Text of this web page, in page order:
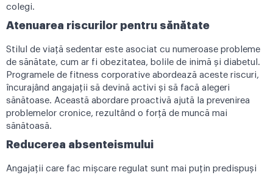
colegi.
Atenuarea riscurilor pentru sănătate
Stilul de viață sedentar este asociat cu numeroase probleme
de sănătate, cum ar fi obezitatea, bolile de inimă și diabetul.
Programele de fitness corporative abordează aceste riscuri,
încurajând angajații să devină activi și să facă alegeri
sănătoase. Această abordare proactivă ajută la prevenirea
problemelor cronice, rezultând o forță de muncă mai
sănătoasă.
Reducerea absenteismului
Angajații care fac mișcare regulat sunt mai puțin predispuși